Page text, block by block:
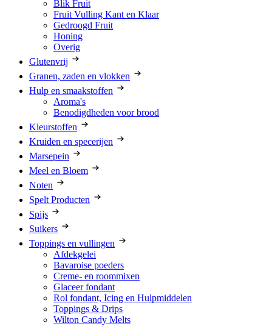
Blik Fruit
Fruit Vulling Kant en Klaar
Gedroogd Fruit
Honing
Overig
Glutenvrij
Granen, zaden en vlokken
Hulp en smaakstoffen
Aroma's
Benodigdheden voor brood
Kleurstoffen
Kruiden en specerijen
Marsepein
Meel en Bloem
Noten
Spelt Producten
Spijs
Suikers
Toppings en vullingen
Afdekgelei
Bavaroise poeders
Creme- en roommixen
Glaceer fondant
Rol fondant, Icing en Hulpmiddelen
Toppings & Drips
Wilton Candy Melts